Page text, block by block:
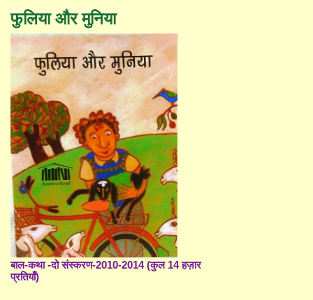
फुलिया और मुनिया
बाल-कथा -दो संस्करण-2010-2014 (कुल 14 हज़ार
प्रतियाँ)